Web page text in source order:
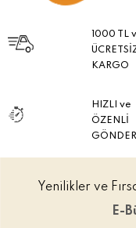
1000 TL
KARGO
HIZLI ve
ÖZENLİ
GÖNDERİ
Yenilikler ve
E-